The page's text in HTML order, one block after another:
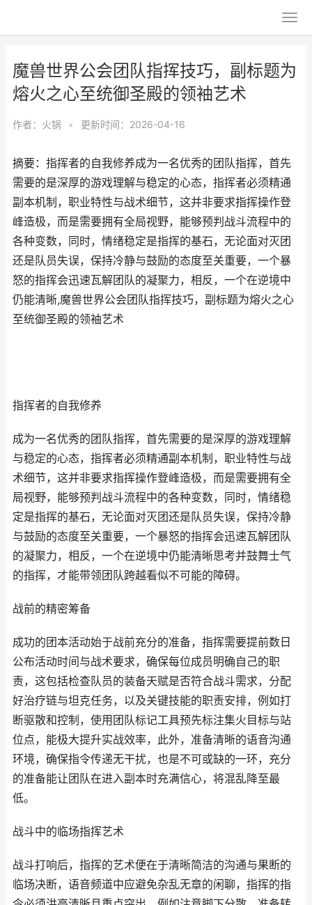
魔兽世界公会团队指挥技巧，副标题为
熔火之心至统御圣殿的领袖艺术
作者： 火锅 • 更新时间：2026-04-16
摘要：指挥者的自我修养成为一名优秀的团队指挥，首先
需要的是深厚的游戏理解与稳定的心态，指挥者必须精通
副本机制，职业特性与战术细节，这并非要求指挥操作登
峰造极，而是需要拥有全局视野，能够预判战斗流程中的
各种变数，同时，情绪稳定是指挥的基石，无论面对灭团
还是队员失误，保持冷静与鼓励的态度至关重要，一个暴
怒的指挥会迅速瓦解团队的凝聚力，相反，一个在逆境中
仍能清晰,魔兽世界公会团队指挥技巧，副标题为熔火之心
至统御圣殿的领袖艺术
指挥者的自我修养
成为一名优秀的团队指挥，首先需要的是深厚的游戏理解
与稳定的心态，指挥者必须精通副本机制，职业特性与战
术细节，这并非要求指挥操作登峰造极，而是需要拥有全
局视野，能够预判战斗流程中的各种变数，同时，情绪稳
定是指挥的基石，无论面对灭团还是队员失误，保持冷静
与鼓励的态度至关重要，一个暴怒的指挥会迅速瓦解团队
的凝聚力，相反，一个在逆境中仍能清晰思考并鼓舞士气
的指挥，才能带领团队跨越看似不可能的障碍。
战前的精密筹备
成功的团本活动始于战前充分的准备，指挥需要提前数日
公布活动时间与战术要求，确保每位成员明确自己的职
责，这包括检查队员的装备天赋是否符合战斗需求，分配
好治疗链与坦克任务，以及关键技能的职责安排，例如打
断驱散和控制，使用团队标记工具预先标注集火目标与站
位点，能极大提升实战效率，此外，准备清晰的语音沟通
环境，确保指令传递无干扰，也是不可或缺的一环，充分
的准备能让团队在进入副本时充满信心，将混乱降至最
低。
战斗中的临场指挥艺术
战斗打响后，指挥的艺术便在于清晰简洁的沟通与果断的
临场决断，语音频道中应避免杂乱无章的闲聊，指挥的指